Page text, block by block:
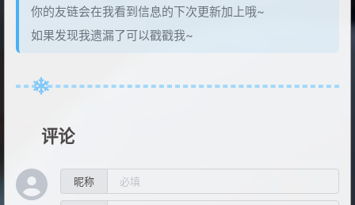
你的友链会在我看到信息的下次更新加上哦~
如果发现我遗漏了可以戳戳我~
评论
昵称